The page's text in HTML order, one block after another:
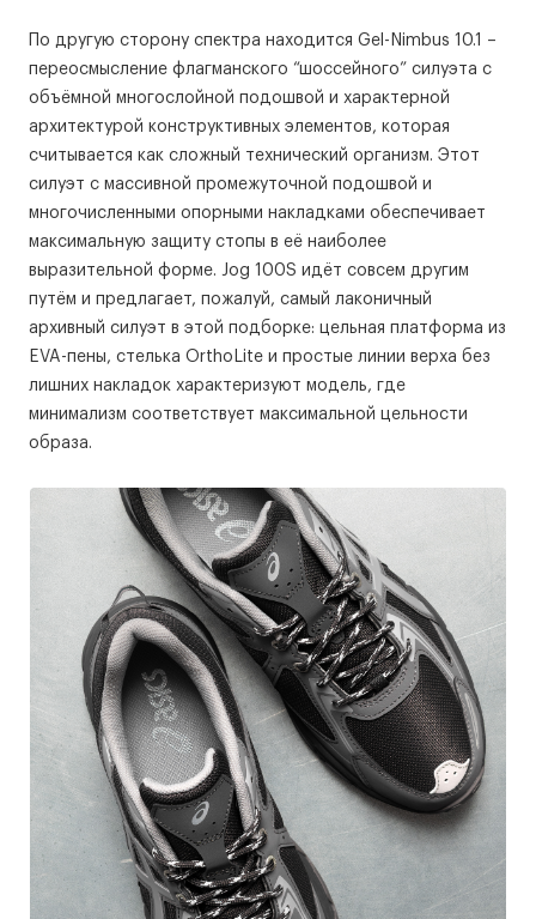
По другую сторону спектра находится Gel-Nimbus 10.1 –
переосмысление флагманского “шоссейного” силуэта с
объёмной многослойной подошвой и характерной
архитектурой конструктивных элементов, которая
считывается как сложный технический организм. Этот
силуэт с массивной промежуточной подошвой и
многочисленными опорными накладками обеспечивает
максимальную защиту стопы в её наиболее
выразительной форме. Jog 100S идёт совсем другим
путём и предлагает, пожалуй, самый лаконичный
архивный силуэт в этой подборке: цельная платформа из
EVA-пены, стелька OrthoLite и простые линии верха без
лишних накладок характеризуют модель, где
минимализм соответствует максимальной цельности
образа.